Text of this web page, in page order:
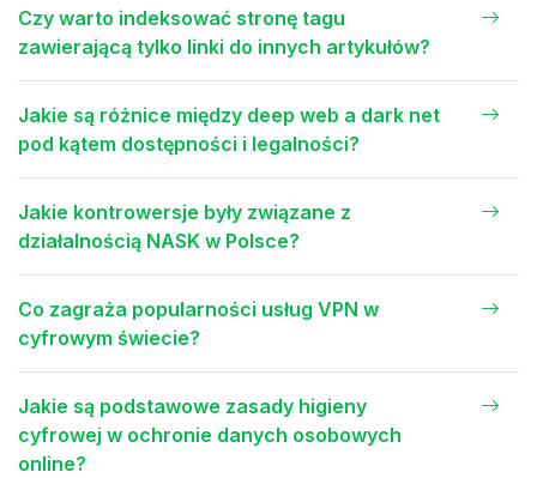
Czy warto indeksować stronę tagu
zawierającą tylko linki do innych artykułów?
Jakie są różnice między deep web a dark net
pod kątem dostępności i legalności?
Jakie kontrowersje były związane z
działalnością NASK w Polsce?
Co zagraża popularności usług VPN w
cyfrowym świecie?
Jakie są podstawowe zasady higieny
cyfrowej w ochronie danych osobowych
online?